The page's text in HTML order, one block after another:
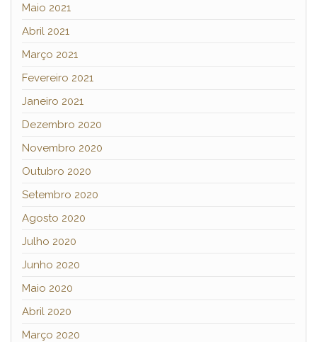
Maio 2021
Abril 2021
Março 2021
Fevereiro 2021
Janeiro 2021
Dezembro 2020
Novembro 2020
Outubro 2020
Setembro 2020
Agosto 2020
Julho 2020
Junho 2020
Maio 2020
Abril 2020
Março 2020